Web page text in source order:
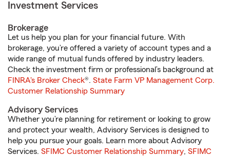
Investment Services
Brokerage
Let us help you plan for your financial future. With
brokerage, you’re offered a variety of account types and a
wide range of mutual funds offered by industry leaders.
Check the investment firm or professional’s background at
FINRA's Broker Check®. State Farm VP Management Corp.
Customer Relationship Summary
Advisory Services
Whether you’re planning for retirement or looking to grow
and protect your wealth, Advisory Services is designed to
help you pursue your goals. Learn more about Advisory
Services. SFIMC Customer Relationship Summary, SFIMC